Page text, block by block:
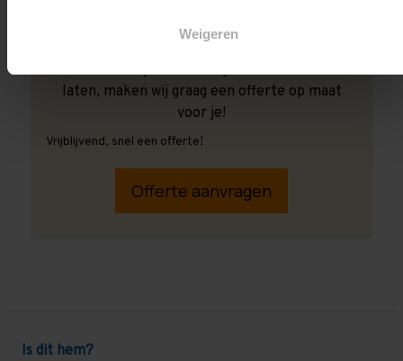
Weigeren
Ook wanneer je de montage aan ons over wilt
laten, maken wij graag een offerte op maat
voor je!
Vrijblijvend, snel een offerte!
Offerte aanvragen
Is dit hem?